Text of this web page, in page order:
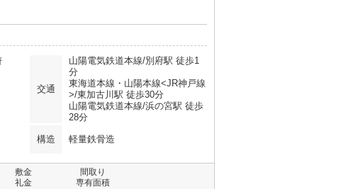
交通
山陽電気鉄道本線/別府駅 徒歩1
分
東海道本線・山陽本線<JR神戸線
>/東加古川駅 徒歩30分
山陽電気鉄道本線/浜の宮駅 徒歩
28分
構造 軽量鉄骨造
敷金
礼金
間取り
専有面積